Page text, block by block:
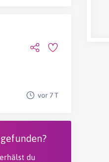
vor 7 T
du